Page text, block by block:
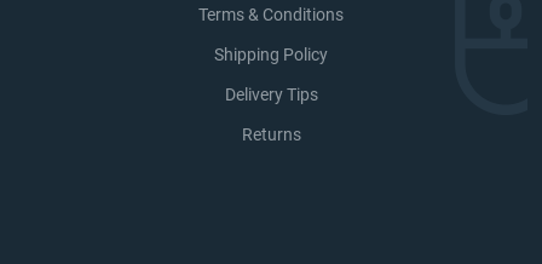
Terms & Conditions
Shipping Policy
Delivery Tips
Returns